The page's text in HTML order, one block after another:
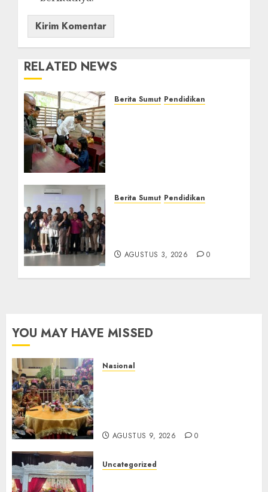
RELATED NEWS
Berita Sumut Pendidikan
Berita Sumut Pendidikan
AGUSTUS 3, 2026 0
YOU MAY HAVE MISSED
Nasional
AGUSTUS 9, 2026 0
Uncategorized